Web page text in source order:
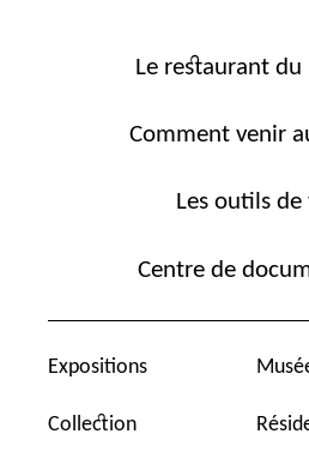
Le restaurant du
Comment venir
Les outils de
Centre de
Expositions
Collection